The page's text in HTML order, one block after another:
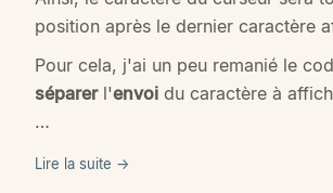
position après le dernier caractère
Pour cela, j'ai un peu remanié le
séparerl'envoi du caractère à
…
Lire la suite →